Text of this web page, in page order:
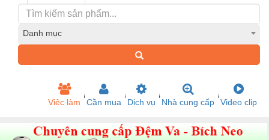
Danh mục
Việc làm Cần mua Dịch vụ Nhà cung cấp Video clip